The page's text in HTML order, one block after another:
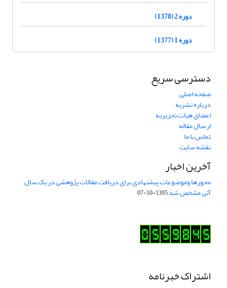
دوره 2 (1378)
دوره 1 (1377)
دسترسی سریع
صفحه اصلی
درباره نشریه
اعضای هیات تحریریه
ارسال مقاله
تماس با ما
نقشه سایت
آخرین اخبار
محورها وموضوعات پیشنهادی برای دریافت مقالات پژوهشی در یک سال
آتی مشخص شد1395-10-07
اشتراک خبرنامه